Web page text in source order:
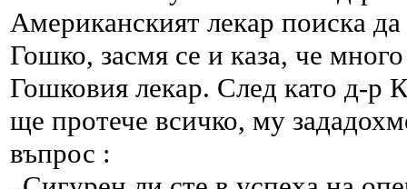
Американският лекар поиска
Гошко, засмя се и каза, че
Гошковия лекар. След като д-р
ще протече всичко, му
въпрос :